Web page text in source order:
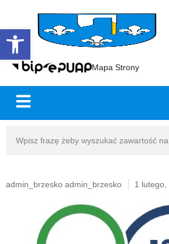
Open toolbar
Mapa Strony
admin_brzesko admin_brzesko 1 lutego,